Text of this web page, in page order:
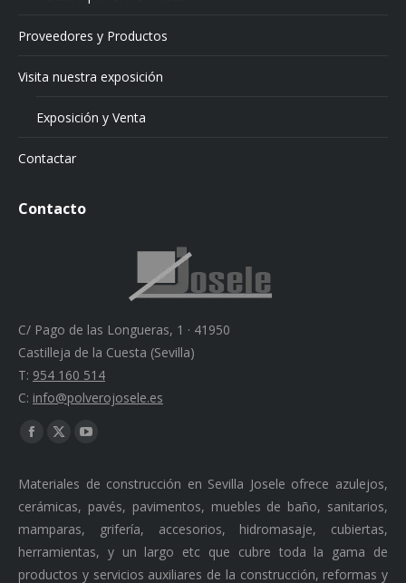
Proveedores y Productos
Visita nuestra exposición
Exposición y Venta
Contactar
Contacto
C/ Pago de las Longueras, 1 · 41950
Castilleja de la Cuesta (Sevilla)
T: 954 160 514
C: info@polverojosele.es
Find us on:
Facebook
opens
in
new
window
X
opens
in
new
window
YouTube
opens
in
new
window
Materiales de construcción en Sevilla Josele ofrece azulejos,
cerámicas, pavés, pavimentos, muebles de baño, sanitarios,
mamparas, grifería, accesorios, hidromasaje, cubiertas,
herramientas, y un largo etc que cubre toda la gama de
productos y servicios auxiliares de la construcción, reformas y